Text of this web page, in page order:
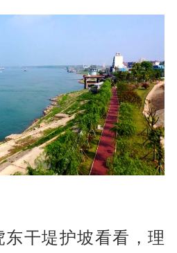
东干堤护坡看看，理